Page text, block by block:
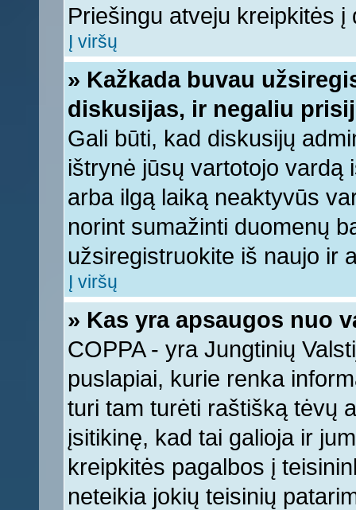
Priešingu atveju kreipkitės
Į viršų
» Kažkada buvau
diskusijas, ir negaliu
Gali būti, kad diskusijų
ištrynė jūsų vartotojo vardą
arba ilgą laiką neaktyvūs
norint sumažinti duomenų
užsiregistruokite iš naujo ir
Į viršų
» Kas yra apsaugos nuo
COPPA - yra Jungtinių
puslapiai, kurie renka
turi tam turėti raštišką tėvų
įsitikinę, kad tai galioja ir
kreipkitės pagalbos į
neteikia jokių teisinių